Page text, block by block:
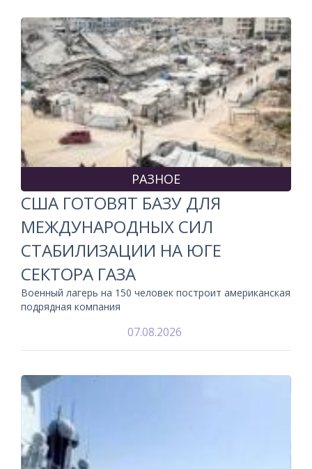
РАЗНОЕ
США ГОТОВЯТ БАЗУ ДЛЯ
МЕЖДУНАРОДНЫХ СИЛ
СТАБИЛИЗАЦИИ НА ЮГЕ
СЕКТОРА ГАЗА
Военный лагерь на 150 человек построит американская
подрядная компания
07.08.2026